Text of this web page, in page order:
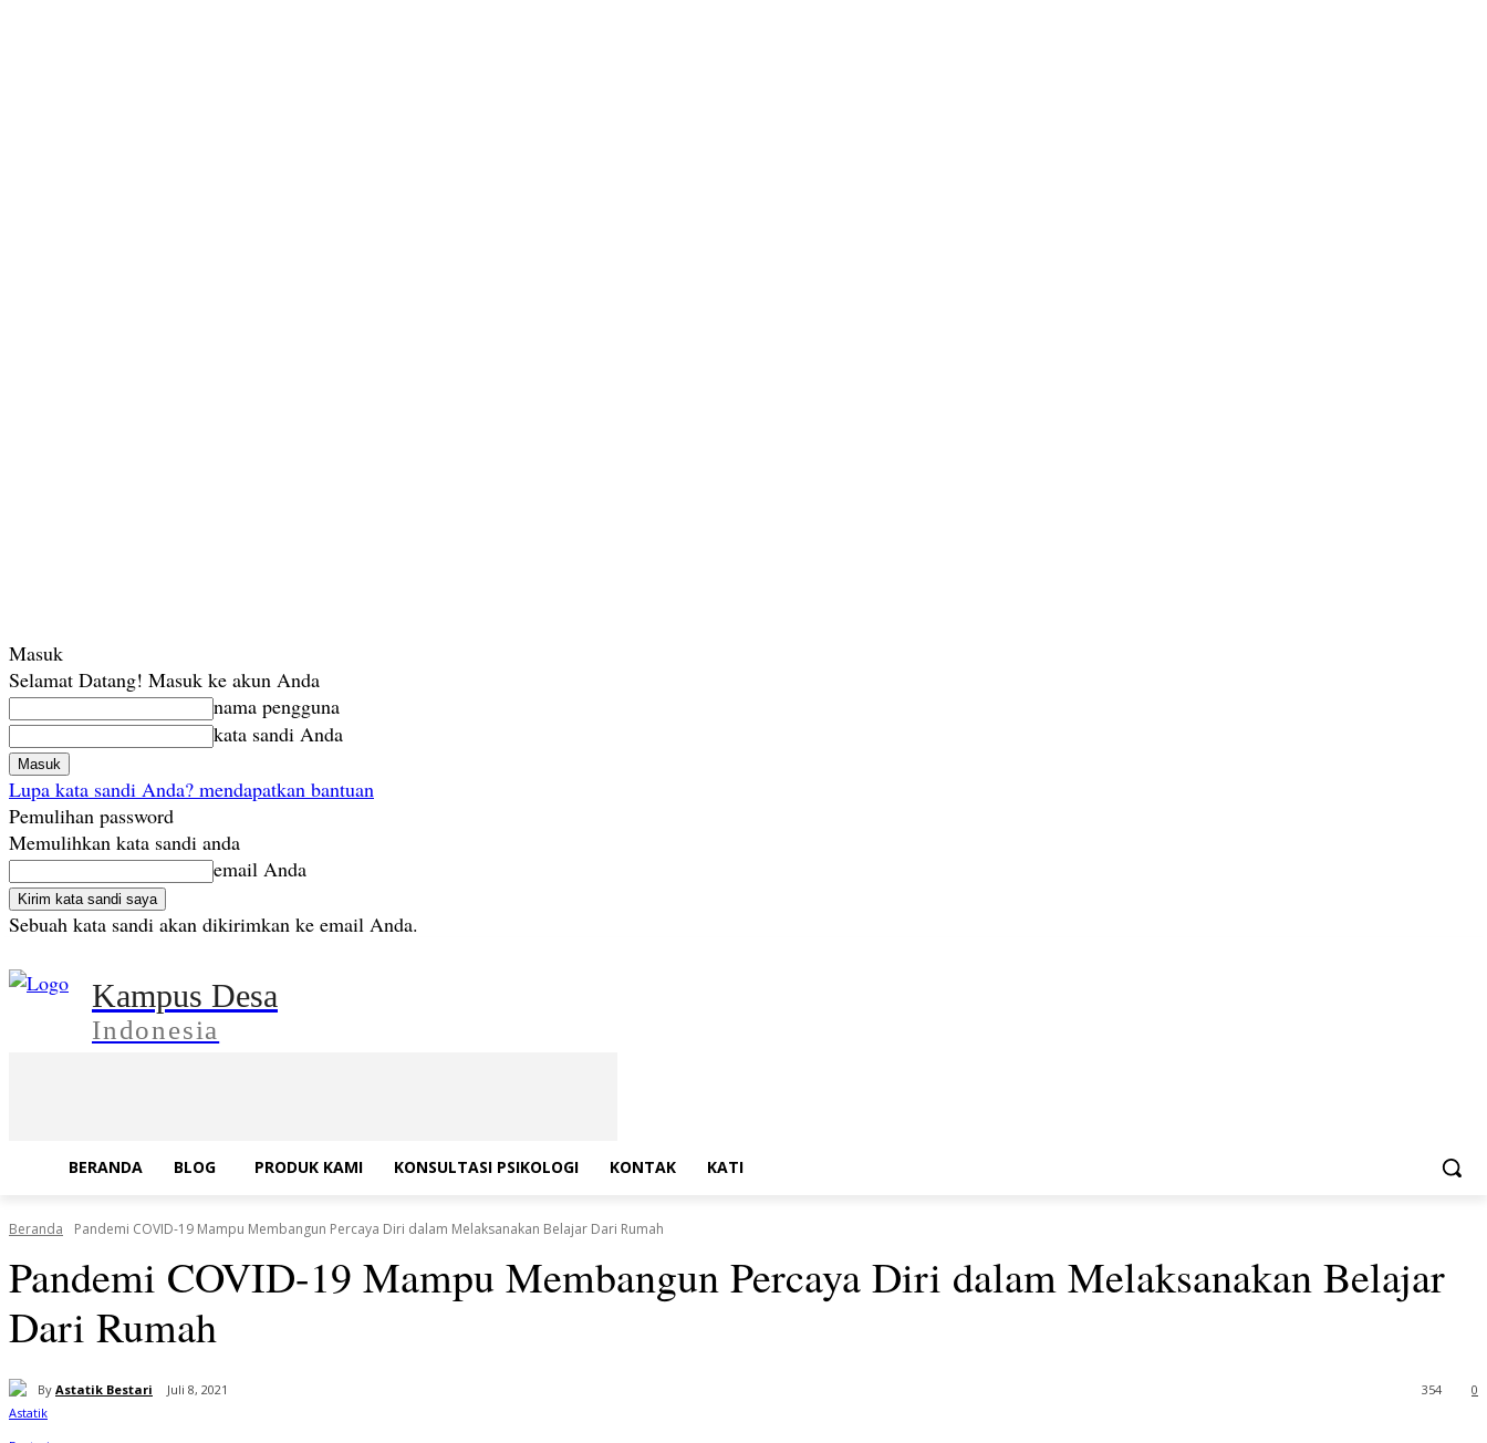
Masuk
Selamat Datang! Masuk ke akun Anda
nama pengguna
kata sandi Anda
Lupa kata sandi Anda? mendapatkan bantuan
Pemulihan password
Memulihkan kata sandi anda
email Anda
Sebuah kata sandi akan dikirimkan ke email Anda.
Kampus Desa
Indonesia
BERANDA BLOG PRODUK KAMI KONSULTASI PSIKOLOGI KONTAK KATI
Beranda Pandemi COVID-19 Mampu Membangun Percaya Diri dalam Melaksanakan Belajar Dari Rumah
Pandemi COVID-19 Mampu Membangun Percaya Diri dalam Melaksanakan Belajar
Dari Rumah
By Astatik Bestari Juli 8, 2021 0
354